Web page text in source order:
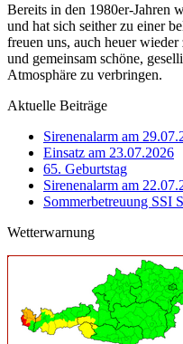
Bereits in den 1980er-Jahren
und hat sich seither zu einer
freuen uns, auch heuer
und gemeinsam schöne,
Atmosphäre zu verbringen.
Aktuelle Beiträge
Sirenenalarm am
Einsatz am 23.07.2026
65. Geburtstag
Sirenenalarm am
Sommerbetreuung SSI
Wetterwarnung